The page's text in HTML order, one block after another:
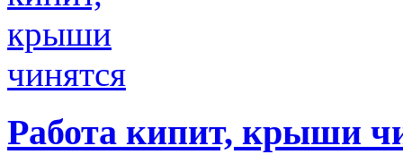
Работа кипит, крыши